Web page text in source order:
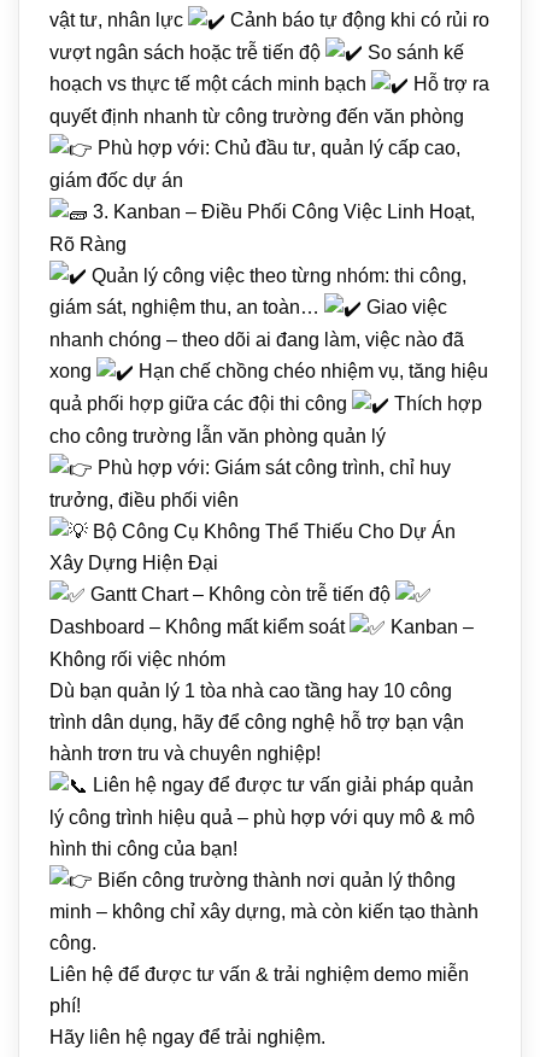
vật tư, nhân lực
Cảnh báo tự động khi có rủi ro
vượt ngân sách hoặc trễ tiến độ
So sánh kế
hoạch vs thực tế một cách minh bạch
Hỗ trợ ra
quyết định nhanh từ công trường đến văn phòng
Phù hợp với: Chủ đầu tư, quản lý cấp cao,
giám đốc dự án
3. Kanban – Điều Phối Công Việc Linh Hoạt,
Rõ Ràng
Quản lý công việc theo từng nhóm: thi công,
giám sát, nghiệm thu, an toàn…
Giao việc
nhanh chóng – theo dõi ai đang làm, việc nào đã
xong
Hạn chế chồng chéo nhiệm vụ, tăng hiệu
quả phối hợp giữa các đội thi công
Thích hợp
cho công trường lẫn văn phòng quản lý
Phù hợp với: Giám sát công trình, chỉ huy
trưởng, điều phối viên
Bộ Công Cụ Không Thể Thiếu Cho Dự Án
Xây Dựng Hiện Đại
Gantt Chart – Không còn trễ tiến độ
Dashboard – Không mất kiểm soát
Kanban –
Không rối việc nhóm
Dù bạn quản lý 1 tòa nhà cao tầng hay 10 công
trình dân dụng, hãy để công nghệ hỗ trợ bạn vận
hành trơn tru và chuyên nghiệp!
Liên hệ ngay để được tư vấn giải pháp quản
lý công trình hiệu quả – phù hợp với quy mô & mô
hình thi công của bạn!
Biến công trường thành nơi quản lý thông
minh – không chỉ xây dựng, mà còn kiến tạo thành
công.
Liên hệ để được tư vấn & trải nghiệm demo miễn
phí!
Hãy liên hệ ngay để trải nghiệm.